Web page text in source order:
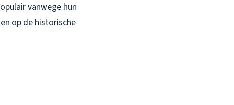
vanwege hun
op de historische